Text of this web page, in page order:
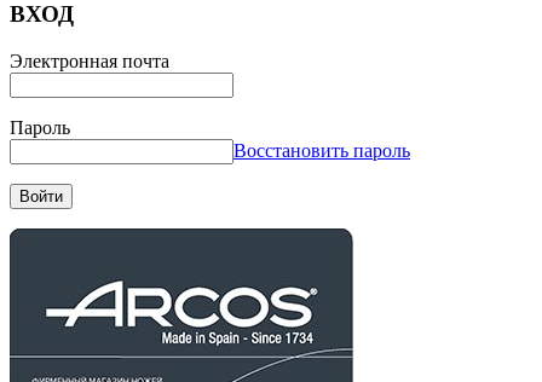
ВХОД
Электронная почта
Пароль
Восстановить пароль
Войти